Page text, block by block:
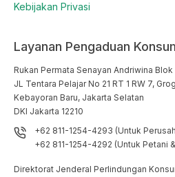
Kebijakan Privasi
Layanan Pengaduan
Rukan Permata Senayan Andriwina Blok
JL Tentara Pelajar No 21 RT 1 RW 7,
Kebayoran Baru, Jakarta Selatan
DKI Jakarta 12210
+62 811-1254-4293 (Untuk
+62 811-1254-4292 (Untuk Petani
Direktorat Jenderal Perlindungan